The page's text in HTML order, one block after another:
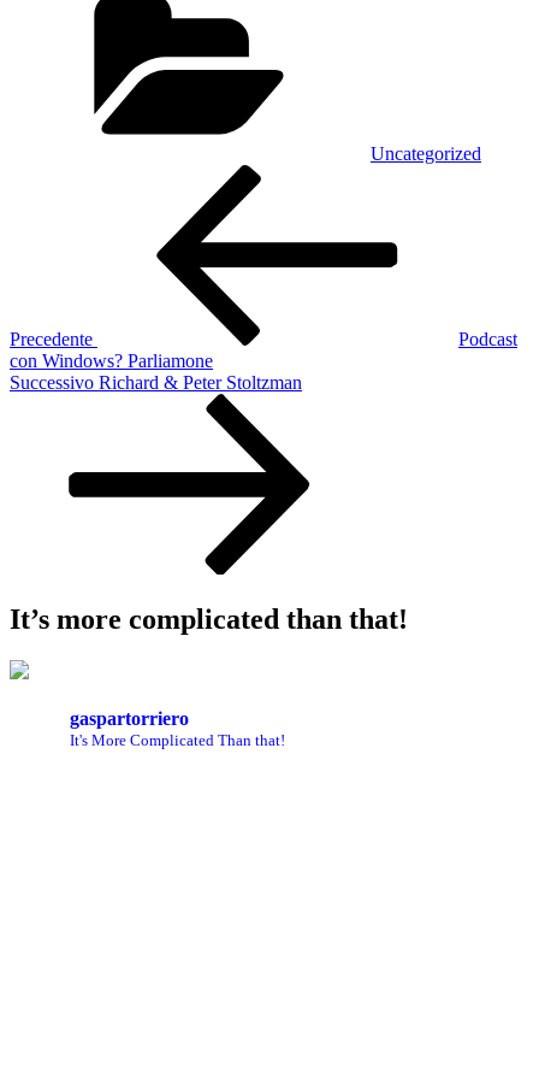
Uncategorized
Precedente
Podcast
con Windows? Parliamone
Articolo
Successivo Richard & Peter Stoltzman
It’s more complicated than that!
gaspartorriero
It's More Complicated Than that!